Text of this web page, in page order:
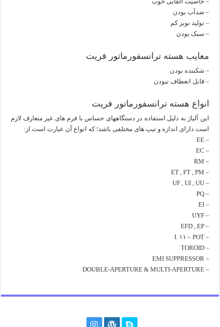
– ضدآب بودن
– تولید نویز کم
– سبک بودن
معایب هسته ترانسفورماتور فریت
– شکننده بودن
– قابل انعطاف نبودن
انواع هسته ترانسفورماتور فریت
این آلیاﮊ به دلیل استفاده در دستگاههای حساس با فرم های غیر متعارف لازم
است دارای اندازه و تیپ های مختلفی باشد؛ که انواع آن عبارت است از:
– EE
– EC
– RM
– ET , FT , PM
– UF , UI , UU
– PQ
– EI
– UYF
– EFD , EP
– I. ۱۱ – POT
– TOROID
– EMI SUPPRESSOR
– DOUBLE-APERTURE & MULTI-APERTURE